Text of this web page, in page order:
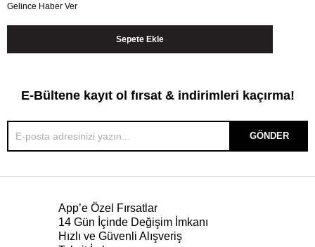
Gelince Haber Ver
E-Bültene kayıt ol fırsat & indirimleri kaçırma!
GÖNDER
App’e Özel Fırsatlar
14 Gün İçinde Değişim İmkanı
Hızlı ve Güvenli Alışveriş